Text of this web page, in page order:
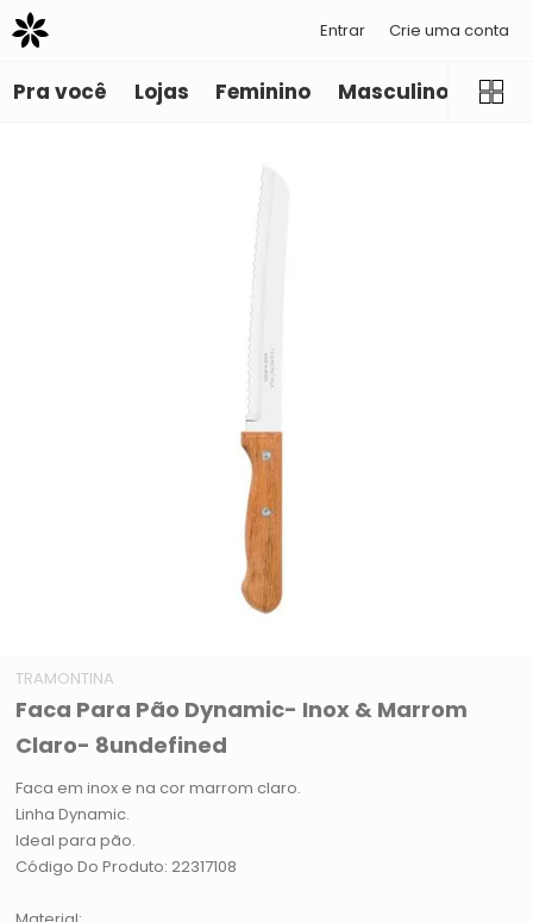
Entrar Crie uma conta
Pra você Lojas Feminino Masculino
TRAMONTINA
Faca Para Pão Dynamic- Inox & Marrom
Claro- 8undefined
Faca em inox e na cor marrom claro.
Linha Dynamic.
Ideal para pão.
Código Do Produto: 22317108